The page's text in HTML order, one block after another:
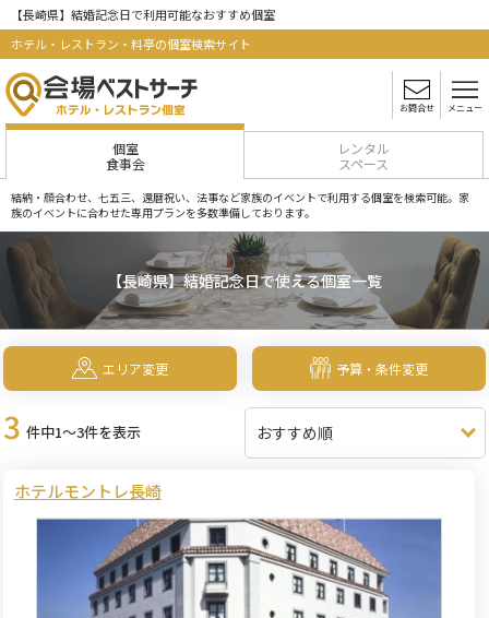
【長崎県】結婚記念日で利用可能なおすすめ個室
ホテル・レストラン・料亭の個室検索サイト
お問合せ メニュー
個室
食事会
レンタル
スペース
結納・顔合わせ、七五三、還暦祝い、法事など家族のイベントで利用する個室を検索可能。家
族のイベントに合わせた専用プランを多数準備しております。
【長崎県】結婚記念日で使える個室一覧
エリア変更 予算・条件変更
3 件中1～3件を表示
ホテルモントレ長崎